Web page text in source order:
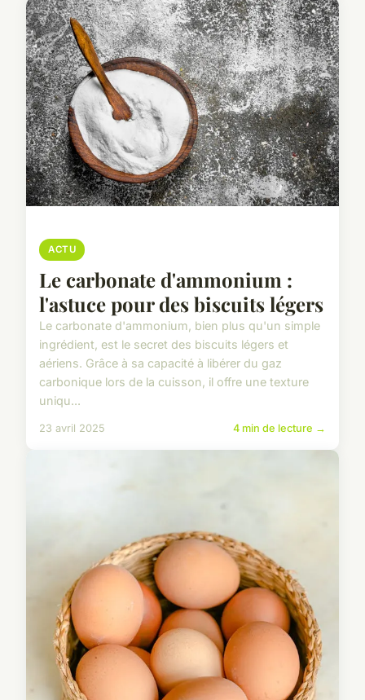
ACTU
Le carbonate d'ammonium :
l'astuce pour des biscuits légers
Le carbonate d'ammonium, bien plus qu'un simple
ingrédient, est le secret des biscuits légers et
aériens. Grâce à sa capacité à libérer du gaz
carbonique lors de la cuisson, il offre une texture
uniqu...
23 avril 2025 4 min de lecture →